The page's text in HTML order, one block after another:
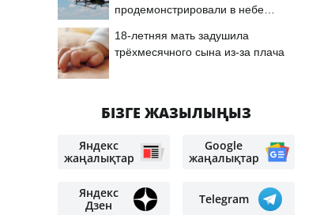
продемонстрировали в небе
18-летняя мать задушила
трёхмесячного сына из-за плача
БІЗГЕ ЖАЗЫЛЫҢЫЗ
Яндекс
жаңалықтар
Google
жаңалықтар
Яндекс
Дзен
Telegram